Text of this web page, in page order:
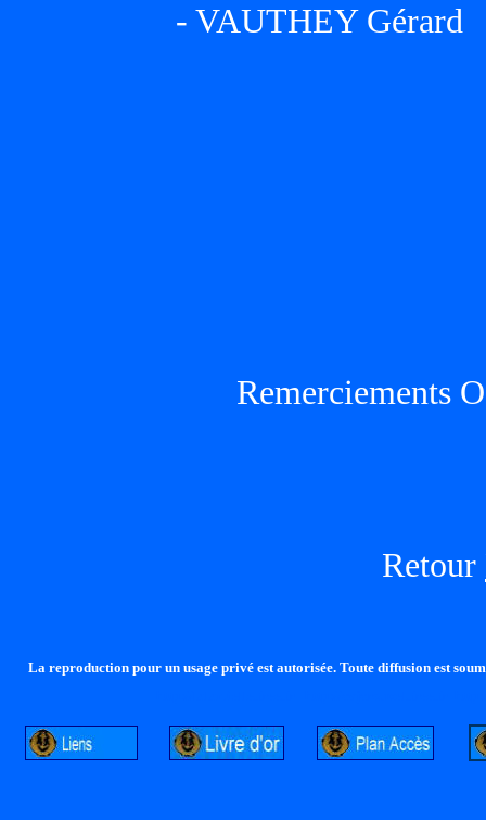
- VAUTHEY Gérard
Remerciements
Retour
La reproduction pour un usage privé est autorisée. Toute diffusion est